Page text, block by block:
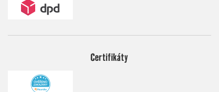
Certifikáty